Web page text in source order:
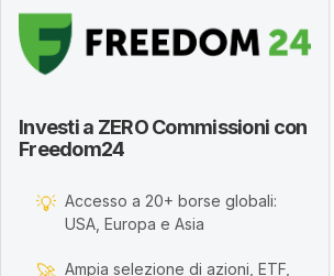
Investi a ZERO Commissioni con
Freedom24
💡 Accesso a 20+ borse globali:
USA, Europa e Asia
Ampia selezione di azioni, ETF,